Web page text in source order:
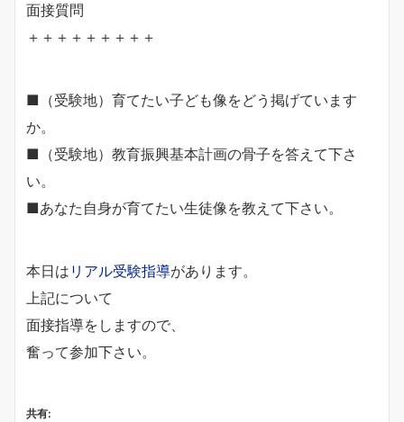
面接質問
＋＋＋＋＋＋＋＋＋
■（受験地）育てたい子ども像をどう掲げています
か。
■（受験地）教育振興基本計画の骨子を答えて下さ
い。
■あなた自身が育てたい生徒像を教えて下さい。
本日は リアル受験指導があります。
上記について
面接指導をしますので、
奮って参加下さい。
共有: